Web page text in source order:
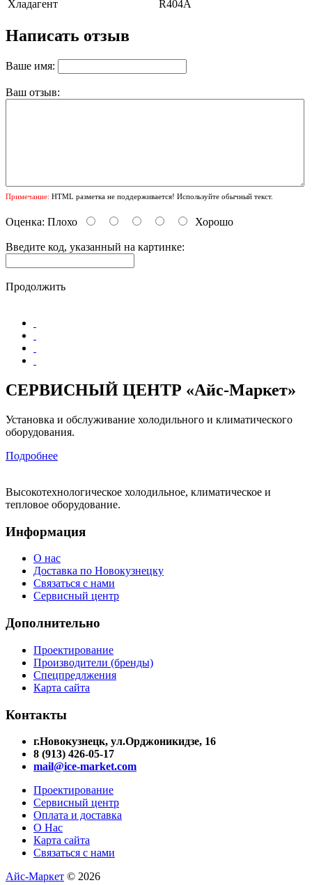
Хладагент
R404A
Написать отзыв
Ваше имя:
Ваш отзыв:
Примечание: HTML разметка не поддерживается! Используйте обычный текст.
Оценка: Плохо Хорошо
Введите код, указанный на картинке:
Продолжить
СЕРВИСНЫЙ ЦЕНТР «Айс-Маркет»
Установка и обслуживание холодильного и климатического
оборудования.
Подробнее
Высокотехнологическое холодильное, климатическое и
тепловое оборудование.
Информация
О нас
Доставка по Новокузнецку
Связаться с нами
Сервисный центр
Дополнительно
Проектирование
Производители (бренды)
Спецпредлжения
Карта сайта
Контакты
г.Новокузнецк, ул.Орджоникидзе, 16
8 (913) 426-05-17
mail@ice-market.com
Проектирование
Сервисный центр
Оплата и доставка
О Нас
Карта сайта
Связаться с нами
Айс-Маркет © 2026